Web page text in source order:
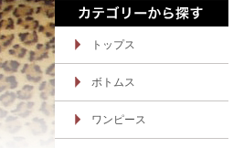
トップス
ボトムス
ワンピース